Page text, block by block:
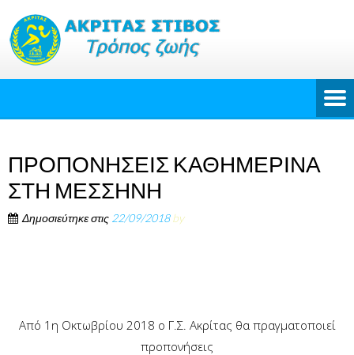
ΠΡΟΠΟΝΗΣΕΙΣ ΚΑΘΗΜΕΡΙΝΑ
ΣΤΗ ΜΕΣΣΗΝΗ
Δημοσιεύτηκε στις 22/09/2018by
Από 1η Οκτωβρίου 2018 ο Γ.Σ. Ακρίτας θα πραγματοποιεί
προπονήσεις